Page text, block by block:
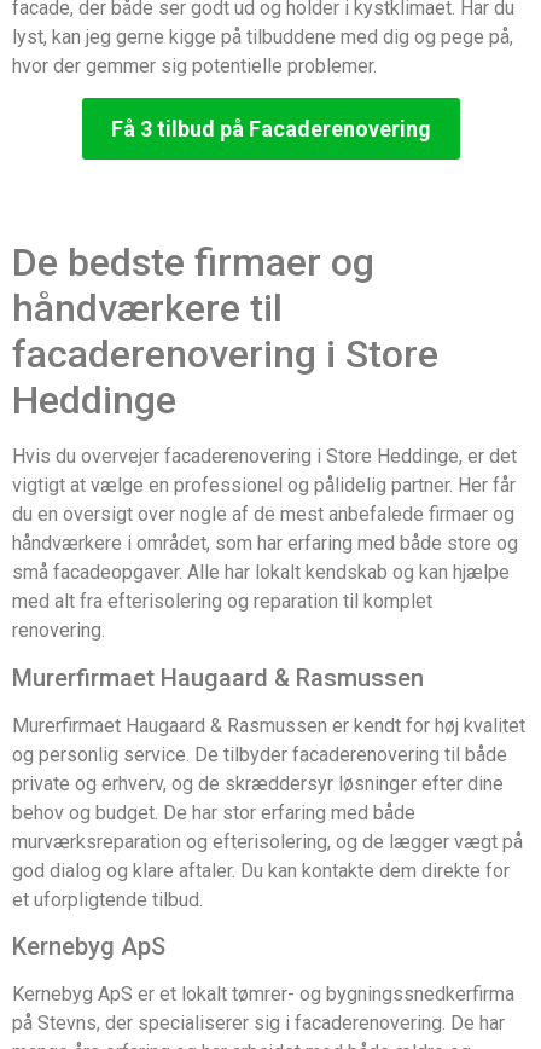
facade, der både ser godt ud og holder i kystklimaet. Har du
lyst, kan jeg gerne kigge på tilbuddene med dig og pege på,
hvor der gemmer sig potentielle problemer.
Få 3 tilbud på Facaderenovering
De bedste firmaer og
håndværkere til
facaderenovering i Store
Heddinge
Hvis du overvejer facaderenovering i Store Heddinge, er det
vigtigt at vælge en professionel og pålidelig partner. Her får
du en oversigt over nogle af de mest anbefalede firmaer og
håndværkere i området, som har erfaring med både store og
små facadeopgaver. Alle har lokalt kendskab og kan hjælpe
med alt fra efterisolering og reparation til komplet
renovering.
Murerfirmaet Haugaard & Rasmussen
Murerfirmaet Haugaard & Rasmussen er kendt for høj kvalitet
og personlig service. De tilbyder facaderenovering til både
private og erhverv, og de skræddersyr løsninger efter dine
behov og budget. De har stor erfaring med både
murværksreparation og efterisolering, og de lægger vægt på
god dialog og klare aftaler. Du kan kontakte dem direkte for
et uforpligtende tilbud.
Kernebyg ApS
Kernebyg ApS er et lokalt tømrer- og bygningssnedkerfirma
på Stevns, der specialiserer sig i facaderenovering. De har